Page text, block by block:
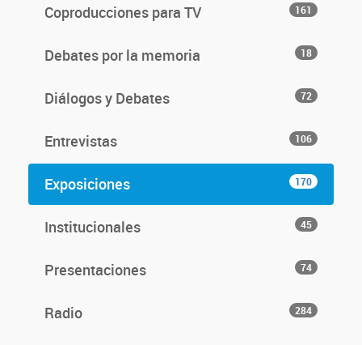
Coproducciones para TV 161
Debates por la memoria 18
Diálogos y Debates 72
Entrevistas 106
Exposiciones 170
Institucionales 45
Presentaciones 74
Radio 284